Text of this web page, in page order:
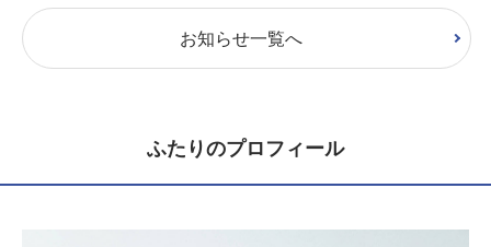
お知らせ一覧へ
ふたりのプロフィール